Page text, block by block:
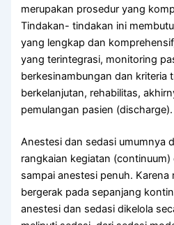
merupakan prosedur yang
Tindakan- tindakan ini
yang lengkap dan
yang terintegrasi, monitoring
berkesinambungan dan kriteria
berkelanjutan, rehabilitas,
pemulangan pasien (discharge).
Anestesi dan sedasi umumnya
rangkaian kegiatan (continuum)
sampai anestesi penuh.
bergerak pada sepanjang
anestesi dan sedasi dikelola